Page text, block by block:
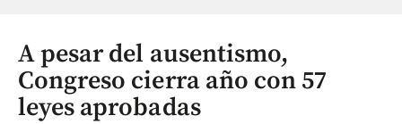
A pesar del ausentismo,
Congreso cierra año con 57
leyes aprobadas